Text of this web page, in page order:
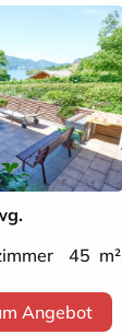
45 m²
Angebot